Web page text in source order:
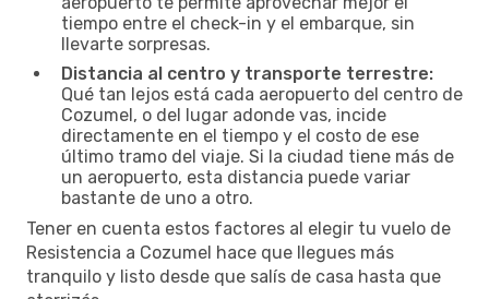
tiempo entre el check-in y el embarque, sin
llevarte sorpresas.
Distancia al centro y transporte terrestre:
Qué tan lejos está cada aeropuerto del centro de
Cozumel, o del lugar adonde vas, incide
directamente en el tiempo y el costo de ese
último tramo del viaje. Si la ciudad tiene más de
un aeropuerto, esta distancia puede variar
bastante de uno a otro.
Tener en cuenta estos factores al elegir tu vuelo de
Resistencia a Cozumel hace que llegues más
tranquilo y listo desde que salís de casa hasta que